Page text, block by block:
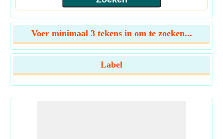
Voer minimaal 3 tekens in om te zoeken...
Label